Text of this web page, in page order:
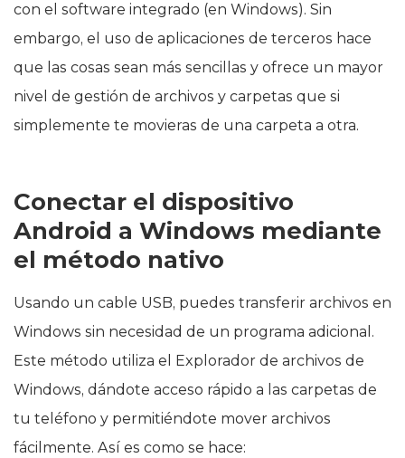
con el software integrado (en Windows). Sin
embargo, el uso de aplicaciones de terceros hace
que las cosas sean más sencillas y ofrece un mayor
nivel de gestión de archivos y carpetas que si
simplemente te movieras de una carpeta a otra.
Conectar el dispositivo
Android a Windows mediante
el método nativo
Usando un cable USB, puedes transferir archivos en
Windows sin necesidad de un programa adicional.
Este método utiliza el Explorador de archivos de
Windows, dándote acceso rápido a las carpetas de
tu teléfono y permitiéndote mover archivos
fácilmente. Así es como se hace: